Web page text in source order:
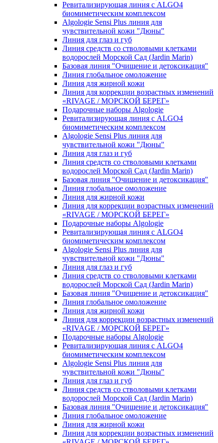
Ревитализирующая линия с ALGO4
биомиметическим комплексом
Algologie Sensi Plus линия для
чувcтвительной кожи "Дюны"
Линия для глаз и губ
Линия средств со стволовыми клетками
водорослей Морской Сад (Jardin Marin)
Базовая линия "Очищение и детоксикация"
Линия глобальное омоложение
Линия для жирной кожи
Линия для коррекции возрастных изменений
«RIVAGE / МОРСКОЙ БЕРЕГ»
Подарочные наборы Algologie
Ревитализирующая линия с ALGO4
биомиметическим комплексом
Algologie Sensi Plus линия для
чувcтвительной кожи "Дюны"
Линия для глаз и губ
Линия средств со стволовыми клетками
водорослей Морской Сад (Jardin Marin)
Базовая линия "Очищение и детоксикация"
Линия глобальное омоложение
Линия для жирной кожи
Линия для коррекции возрастных изменений
«RIVAGE / МОРСКОЙ БЕРЕГ»
Подарочные наборы Algologie
Ревитализирующая линия с ALGO4
биомиметическим комплексом
Algologie Sensi Plus линия для
чувcтвительной кожи "Дюны"
Линия для глаз и губ
Линия средств со стволовыми клетками
водорослей Морской Сад (Jardin Marin)
Базовая линия "Очищение и детоксикация"
Линия глобальное омоложение
Линия для жирной кожи
Линия для коррекции возрастных изменений
«RIVAGE / МОРСКОЙ БЕРЕГ»
Подарочные наборы Algologie
Ревитализирующая линия с ALGO4
биомиметическим комплексом
Algologie Sensi Plus линия для
чувcтвительной кожи "Дюны"
Линия для глаз и губ
Линия средств со стволовыми клетками
водорослей Морской Сад (Jardin Marin)
Базовая линия "Очищение и детоксикация"
Линия глобальное омоложение
Линия для жирной кожи
Линия для коррекции возрастных изменений